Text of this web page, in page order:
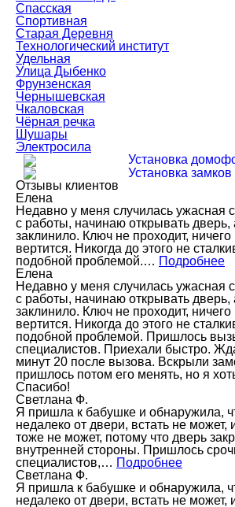
Спасская
Спортивная
Старая Деревня
Технологический институт
Удельная
Улица Дыбенко
Фрунзенская
Чернышевская
Чкаловская
Чёрная речка
Шушары
Электросила
Установка
Установка замков
Отзывы клиентов
Елена
Недавно у меня случилась ужасная
с работы, начинаю открывать дверь,
заклинило. Ключ не проходит, ничего
вертится. Никогда до этого не
подобной проблемой.… Подробнее
Елена
Недавно у меня случилась ужасная
с работы, начинаю открывать дверь,
заклинило. Ключ не проходит, ничего
вертится. Никогда до этого не
подобной проблемой. Пришлось
специалистов. Приехали быстро.
минут 20 после вызова. Вскрыли
пришлось потом его менять, но я
Спасибо!
Светлана Ф.
Я пришла к бабушке и обнаружила,
недалеко от двери, встать не может,
тоже не может, потому что дверь
внутренней стороны. Пришлось
специалистов,… Подробнее
Светлана Ф.
Я пришла к бабушке и обнаружила,
недалеко от двери, встать не может,